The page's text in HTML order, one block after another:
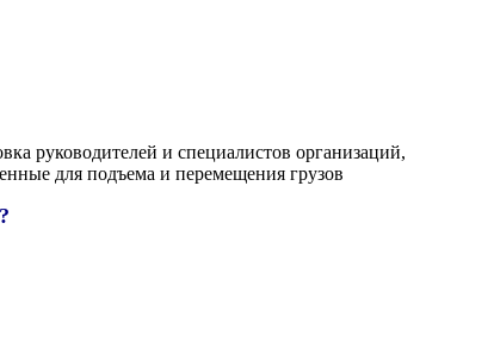
руководителей и специалистов организаций,
для подъема и перемещения грузов